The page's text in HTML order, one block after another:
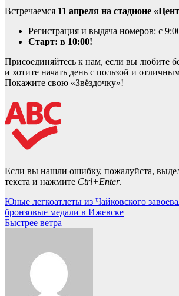
Встречаемся 11 апреля на стадионе
Регистрация и выдача номеров: с
Старт: в 10:00!
Присоединяйтесь к нам, если вы любите
и хотите начать день с пользой и
Покажите свою «Звёздочку»!
Если вы нашли ошибку, пожалуйста,
текста и нажмите Ctrl+Enter.
Навигация
по
Юные легкоатлеты из Чайковского
бронзовые медали в Ижевске
Быстрее ветра